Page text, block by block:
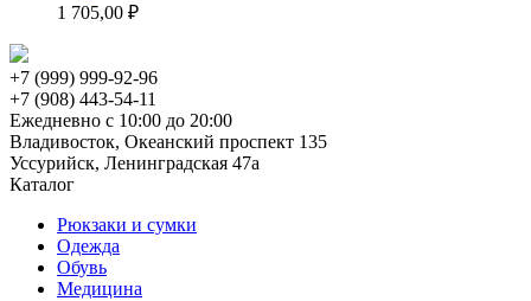
1 705,00 ₽
+7 (999) 999-92-96
+7 (908) 443-54-11
Ежедневно с 10:00 до 20:00
Владивосток, Океанский проспект 135
Уссурийск, Ленинградская 47а
Каталог
Рюкзаки и сумки
Одежда
Обувь
Медицина